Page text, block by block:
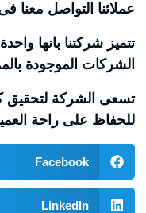
عملائنا التواصل
تتميز شركتنا بانها
الشركات الموجودة
تسعى الشركة
للحفاظ على راحة
Facebook
LinkedIn